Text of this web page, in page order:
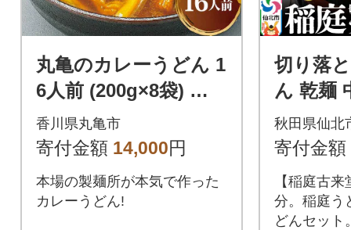
丸亀のカレーうどん 1
6人前 (200g×8袋) ゆ
で麺 スープ付
香川県丸亀市
寄付金額 14,000円
本場の製麺所が本気で作った
カレーうどん!
切り落
ん 乾麺
3.2kgを
0401
秋田県仙北
寄付金額
【稲庭古
分。稲庭う
どんセット